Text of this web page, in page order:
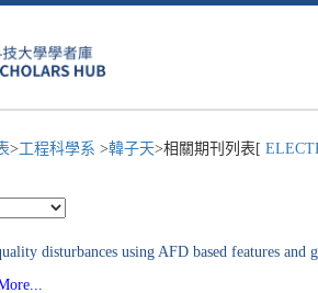
>工程科學系 >韓子天>相關期刊列表[
disturbances using AFD based features and